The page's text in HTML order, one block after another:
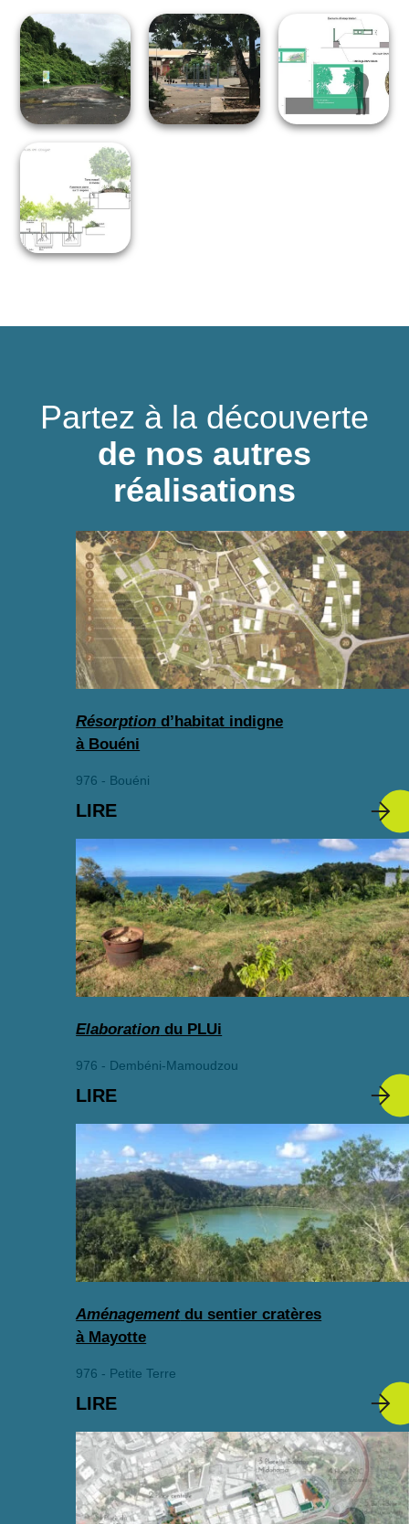
Partez à la découverte
de nos autres
réalisations
Résorption d’habitat indigne
à Bouéni
976 - Bouéni
LIRE
Elaboration du PLUi
976 - Dembéni-Mamoudzou
LIRE
Aménagement du sentier cratères
à Mayotte
976 - Petite Terre
LIRE